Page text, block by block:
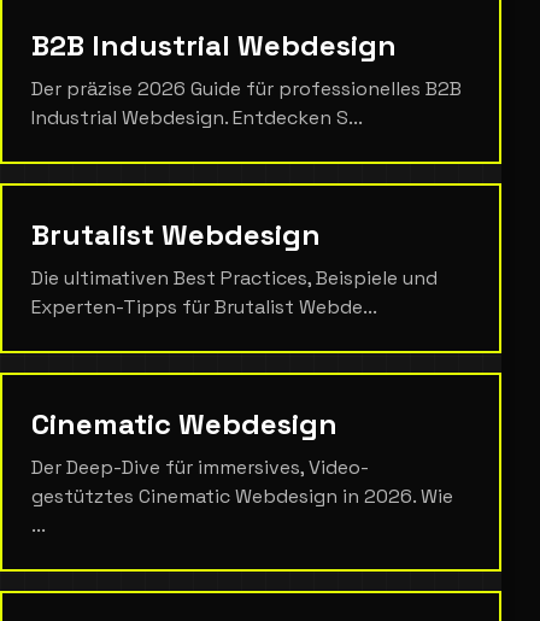
B2B Industrial Webdesign
Der präzise 2026 Guide für professionelles B2B
Industrial Webdesign. Entdecken S...
Brutalist Webdesign
Die ultimativen Best Practices, Beispiele und
Experten-Tipps für Brutalist Webde...
Cinematic Webdesign
Der Deep-Dive für immersives, Video-
gestütztes Cinematic Webdesign in 2026. Wie
...